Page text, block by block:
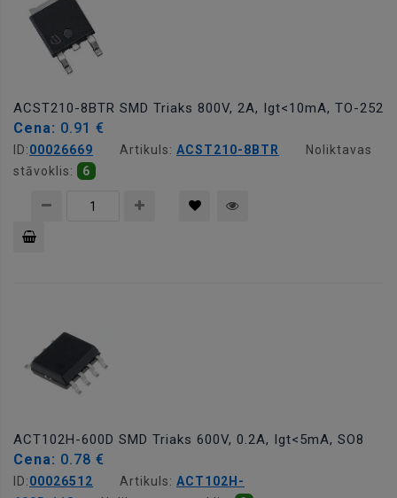
ACST210-8BTR SMD Triaks 800V, 2A, Igt<10mA, TO-252
Cena: 0.91 €
ID:00026669 Artikuls: ACST210-8BTR
Noliktavas
stāvoklis:
6
ACT102H-600D SMD Triaks 600V, 0.2A, Igt<5mA, SO8
Cena: 0.78 €
ID:00026512 Artikuls: ACT102H-